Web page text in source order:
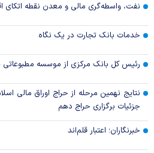
نفت، واسطه‌گری مالی و معدن نقطه اتکای
خدمات بانک تجارت در یک نگاه
رئیس کل بانک مرکزی از موسسه مطبوعاتی
جزئیات برگزاری حراج دهم
خبرنگاران؛ اعتبار قلم‌اند